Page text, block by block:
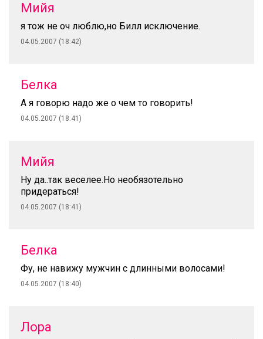
Мийя
я тож не оч люблю,но Билл исключение.
04.05.2007 (18:42)
Белка
А я говорю надо же о чем то говорить!
04.05.2007 (18:41)
Мийя
Ну да..так веселее.Но необязотельно
придераться!
04.05.2007 (18:41)
Белка
Фу, не навижу мужчин с длинными волосами!
04.05.2007 (18:40)
Лора